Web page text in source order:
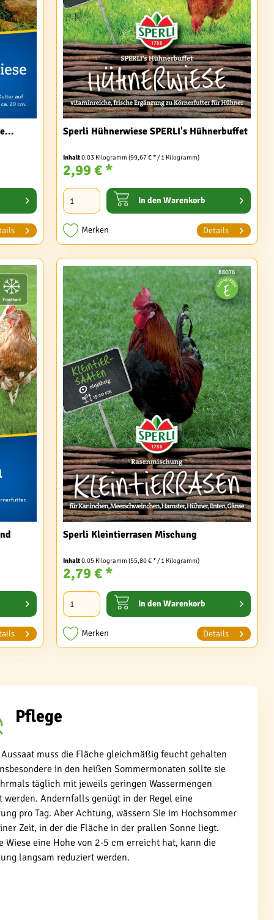
Sperli Hühnerwiese SPERLI's Hühnerbuffet
Inhalt0.03 Kilogramm (99,67 € * / 1 Kilogramm)
2,99 € *
In den Warenkorb
Merken Details
Sperli Kleintierrasen Mischung
Inhalt0.05 Kilogramm (55,80 € * / 1 Kilogramm)
2,79 € *
In den Warenkorb
Merken Details
Pflege
muss die Fläche gleichmäßig feucht gehalten
in den heißen Sommermonaten sollte sie
täglich mit jeweils geringen Wassermengen
werden. Andernfalls genügt in der Regel eine
pro Tag. Aber Achtung, wässern Sie im Hochsommer
Zeit, in der die Fläche in der prallen Sonne liegt.
Wiese eine Hohe von 2-5 cm erreicht hat, kann die
langsam reduziert werden.